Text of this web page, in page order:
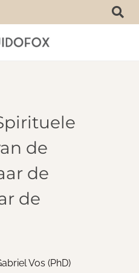
de
de
de
Vos (PhD)